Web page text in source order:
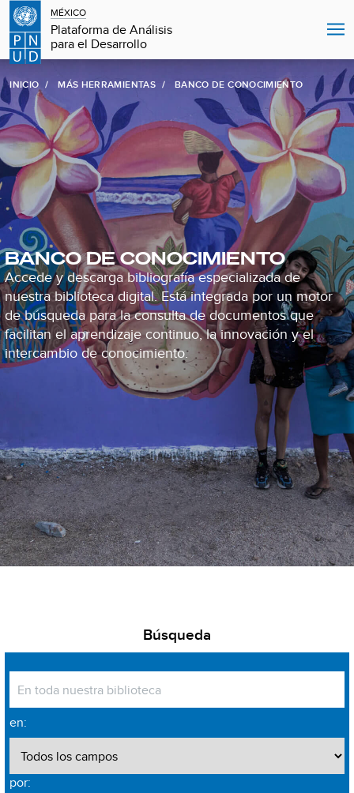
MÉXICO
Plataforma de Análisis
para el Desarrollo
INICIO MÁS HERRAMIENTAS BANCO DE CONOCIMIENTO
BANCO DE CONOCIMIENTO
Accede y descarga bibliografía especializada de
nuestra biblioteca digital. Está integrada por un motor
de búsqueda para la consulta de documentos que
facilitan el aprendizaje continuo, la innovación y el
intercambio de conocimiento.
Búsqueda
en:
por: